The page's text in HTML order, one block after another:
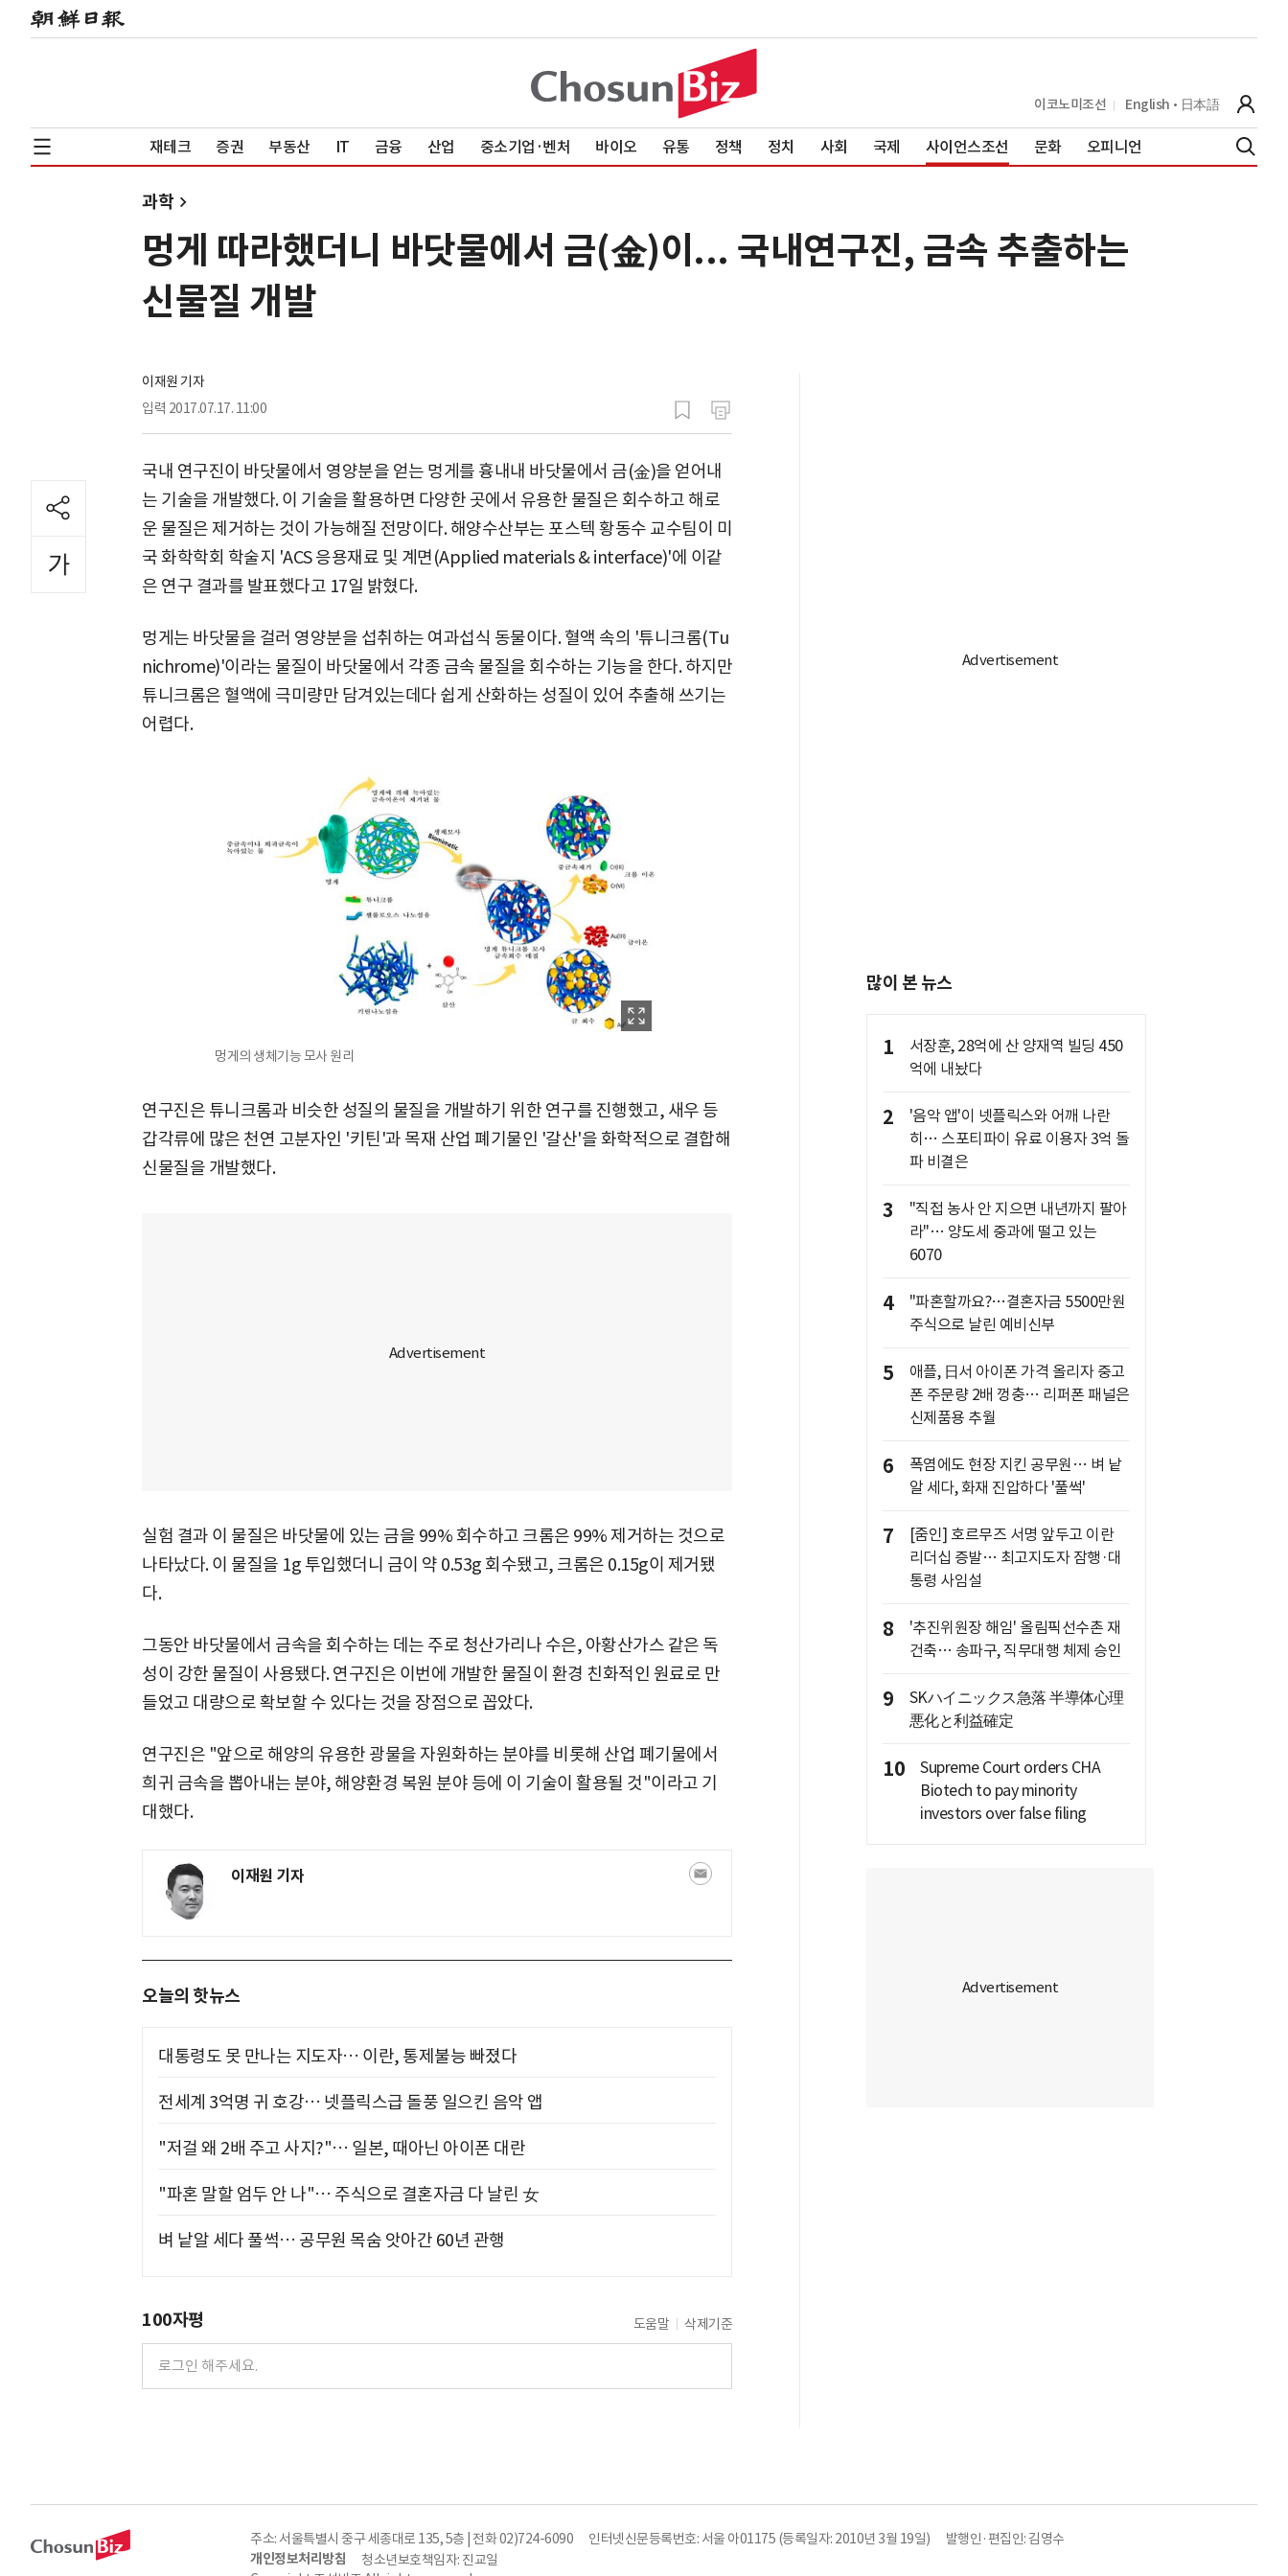
이코노미조선 English 日本語
재테크 증권 부동산 IT 금융 산업 중소기업·벤처 바이오 유통 정책 정치 사회 국제 사이언스조선 문화 오피니언
과학
멍게 따라했더니 바닷물에서 금(金)이... 국내연구진, 금속 추출하는
신물질 개발
이재원 기자
입력 2017.07.17. 11:00
국내 연구진이 바닷물에서 영양분을 얻는 멍게를 흉내내 바닷물에서 금(金)을 얻어내
는 기술을 개발했다. 이 기술을 활용하면 다양한 곳에서 유용한 물질은 회수하고 해로
운 물질은 제거하는 것이 가능해질 전망이다. 해양수산부는 포스텍 황동수 교수팀이 미
국 화학학회 학술지 'ACS 응용재료 및 계면(Applied materials & interface)'에 이같
은 연구 결과를 발표했다고 17일 밝혔다.
멍게는 바닷물을 걸러 영양분을 섭취하는 여과섭식 동물이다. 혈액 속의 '튜니크롬(Tu
nichrome)'이라는 물질이 바닷물에서 각종 금속 물질을 회수하는 기능을 한다. 하지만
튜니크롬은 혈액에 극미량만 담겨있는데다 쉽게 산화하는 성질이 있어 추출해 쓰기는
어렵다.
멍게의 생체기능 모사 원리
연구진은 튜니크롬과 비슷한 성질의 물질을 개발하기 위한 연구를 진행했고, 새우 등
갑각류에 많은 천연 고분자인 '키틴'과 목재 산업 폐기물인 '갈산'을 화학적으로 결합해
신물질을 개발했다.
실험 결과 이 물질은 바닷물에 있는 금을 99% 회수하고 크롬은 99% 제거하는 것으로
나타났다. 이 물질을 1g 투입했더니 금이 약 0.53g 회수됐고, 크롬은 0.15g이 제거됐
다.
그동안 바닷물에서 금속을 회수하는 데는 주로 청산가리나 수은, 아황산가스 같은 독
성이 강한 물질이 사용됐다. 연구진은 이번에 개발한 물질이 환경 친화적인 원료로 만
들었고 대량으로 확보할 수 있다는 것을 장점으로 꼽았다.
연구진은 "앞으로 해양의 유용한 광물을 자원화하는 분야를 비롯해 산업 폐기물에서
희귀 금속을 뽑아내는 분야, 해양환경 복원 분야 등에 이 기술이 활용될 것"이라고 기
대했다.
이재원 기자
오늘의 핫뉴스
대통령도 못 만나는 지도자… 이란, 통제불능 빠졌다
전세계 3억명 귀 호강… 넷플릭스급 돌풍 일으킨 음악 앱
"저걸 왜 2배 주고 사지?"… 일본, 때아닌 아이폰 대란
"파혼 말할 엄두 안 나"… 주식으로 결혼자금 다 날린 女
벼 낱알 세다 풀썩… 공무원 목숨 앗아간 60년 관행
100자평 도움말 삭제기준
많이 본 뉴스
1
서장훈, 28억에 산 양재역 빌딩 450
억에 내놨다
2
'음악 앱'이 넷플릭스와 어깨 나란
히… 스포티파이 유료 이용자 3억 돌
파 비결은
3
"직접 농사 안 지으면 내년까지 팔아
라"… 양도세 중과에 떨고 있는
6070
4
"파혼할까요?…결혼자금 5500만원
주식으로 날린 예비신부
5
애플, 日서 아이폰 가격 올리자 중고
폰 주문량 2배 껑충… 리퍼폰 패널은
신제품용 추월
6
폭염에도 현장 지킨 공무원… 벼 낱
알 세다, 화재 진압하다 '풀썩'
7
[줌인] 호르무즈 서명 앞두고 이란
리더십 증발… 최고지도자 잠행·대
통령 사임설
8
'추진위원장 해임' 올림픽선수촌 재
건축… 송파구, 직무대행 체제 승인
9
SKハイニックス急落 半導体心理
悪化と利益確定
10
Supreme Court orders CHA
Biotech to pay minority
investors over false filing
주소: 서울특별시 중구 세종대로 135, 5층 | 전화 02)724-6090 인터넷신문등록번호: 서울 아01175 (등록일자: 2010년 3월 19일)
발행인·편집인: 김영수
개인정보처리방침
청소년보호책임자: 진교일